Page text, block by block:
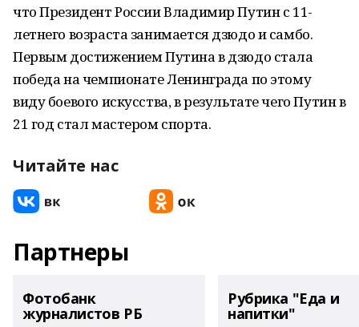
что Президент России Владимир Путин с 11-
летнего возраста занимается дзюдо и самбо.
Первым достижением Путина в дзюдо стала
победа на чемпионате Ленинграда по этому
виду боевого искусства, в результате чего Путин в
21 год стал мастером спорта.
Читайте нас
Партнеры
Фотобанк
журналистов РБ
Рубрика "Еда и
напитки"